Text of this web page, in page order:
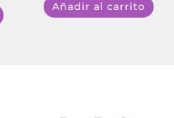
Añadir al carrito